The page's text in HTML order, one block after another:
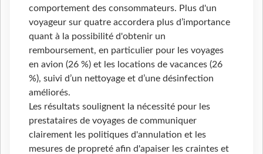
comportement des consommateurs. Plus d'un
voyageur sur quatre accordera plus d’importance
quant à la possibilité d'obtenir un
remboursement, en particulier pour les voyages
en avion (26 %) et les locations de vacances (26
%), suivi d’un nettoyage et d’une désinfection
améliorés.
Les résultats soulignent la nécessité pour les
prestataires de voyages de communiquer
clairement les politiques d'annulation et les
mesures de propreté afin d'apaiser les craintes et